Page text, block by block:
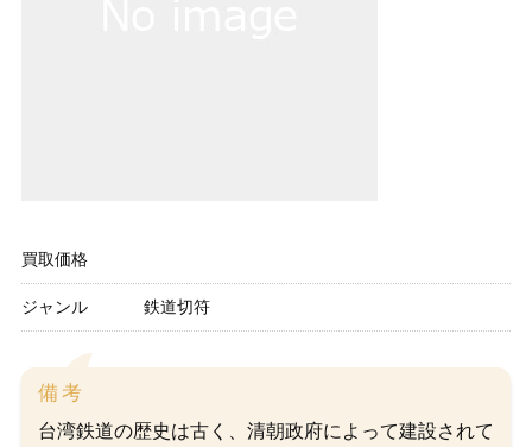
買取価格
ジャンル 鉄道切符
備考
台湾鉄道の歴史は古く、清朝政府によって建設されて